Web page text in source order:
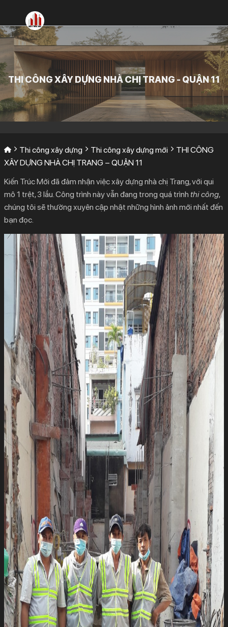
nội
dung
THI CÔNG XÂY DỰNG NHÀ CHỊ TRANG - QUẬN 11
Thi công xây dựng Thi công xây dựng mới
THI CÔNG
XÂY DỰNG NHÀ CHỊ TRANG – QUẬN 11
Kiến Trúc Mới đã đảm nhận việc xây dựng nhà chị Trang, với qui
mô 1 trệt, 3 lầu. Công trình này vẫn đang trong quá trình thi công,
chúng tôi sẽ thường xuyên cập nhật những hình ảnh mới nhất đến
bạn đọc.